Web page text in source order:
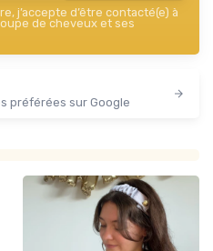
j’accepte d’être contacté(e) à
de cheveux et ses
préférées sur Google